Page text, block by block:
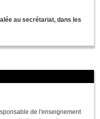
au secrétariat, dans les
de l'enseignement